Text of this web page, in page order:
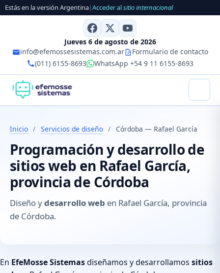
Estás en la versión Argentina|Acceder alsitio internacional
Jueves 6 de agosto de 2026
info@efemossesistemas.com.ar
Formulario de contacto
(011) 6155-8693
WhatsApp +54 9 11 6155-8693
Inicio / Servicios de diseño / Córdoba — Rafael García
Programación y desarrollo de
sitios web en Rafael García,
provincia de Córdoba
Diseño ydesarrollo web en Rafael García, provincia
de Córdoba.
En EfeMosse Sistemasdiseñamos y desarrollamos sitios